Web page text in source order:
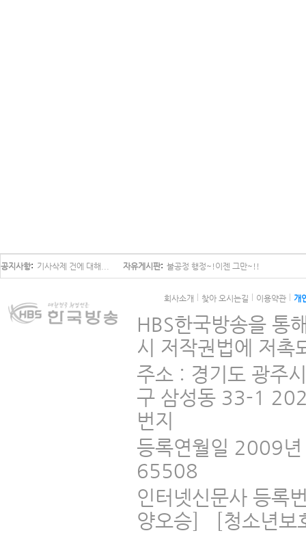
공지사항 기사삭제 건에 대해... 자유게시판 불공정 행정~!이젠 그만~!!
회사소개 찾아 오시는길 이용약관 개
HBS한국방송을 통
시 저작권법에 저촉
주소 : 경기도 광주
구 삼성동 33-1
번지
등록연월일 2009
65508
인터넷신문사 등
양오승] [청소년보